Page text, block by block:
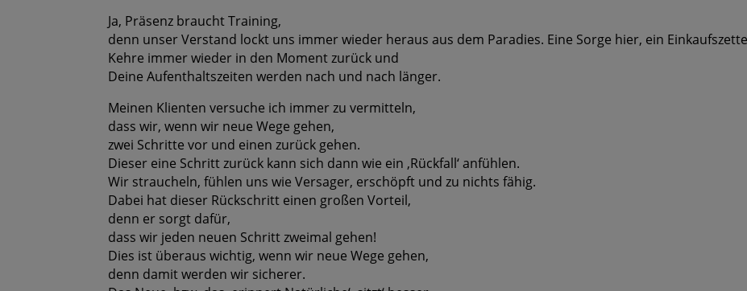
Ja, Präsenz braucht Training,
denn unser Verstand lockt uns immer wieder heraus aus dem Paradies. Eine Sorge hier, ein
Kehre immer wieder in den Moment zurück und
Deine Aufenthaltszeiten werden nach und nach länger.
Meinen Klienten versuche ich immer zu vermitteln,
dass wir, wenn wir neue Wege gehen,
zwei Schritte vor und einen zurück gehen.
Dieser eine Schritt zurück kann sich dann wie ein ‚Rückfall‘ anfühlen.
Wir straucheln, fühlen uns wie Versager, erschöpft und zu nichts fähig.
Dabei hat dieser Rückschritt einen großen Vorteil,
denn er sorgt dafür,
dass wir jeden neuen Schritt zweimal gehen!
Dies ist überaus wichtig, wenn wir neue Wege gehen,
denn damit werden wir sicherer.